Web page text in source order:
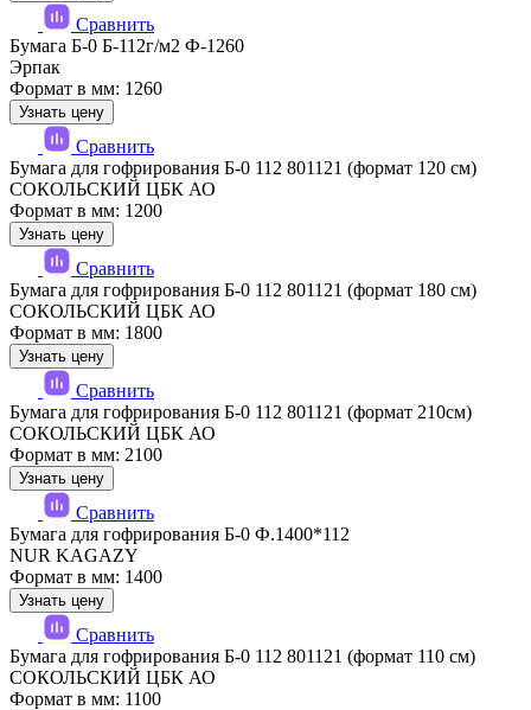
Сравнить
Бумага Б-0 Б-112г/м2 Ф-1260
Эрпак
Формат в мм: 1260
Узнать цену
Сравнить
Бумага для гофрирования Б-0 112 801121 (формат 120 см)
СОКОЛЬСКИЙ ЦБК АО
Формат в мм: 1200
Узнать цену
Сравнить
Бумага для гофрирования Б-0 112 801121 (формат 180 см)
СОКОЛЬСКИЙ ЦБК АО
Формат в мм: 1800
Узнать цену
Сравнить
Бумага для гофрирования Б-0 112 801121 (формат 210см)
СОКОЛЬСКИЙ ЦБК АО
Формат в мм: 2100
Узнать цену
Сравнить
Бумага для гофрирования Б-0 Ф.1400*112
NUR KAGAZY
Формат в мм: 1400
Узнать цену
Сравнить
Бумага для гофрирования Б-0 112 801121 (формат 110 см)
СОКОЛЬСКИЙ ЦБК АО
Формат в мм: 1100